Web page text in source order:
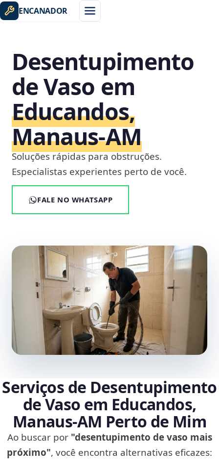
ENCANADOR
Desentupimento
de Vaso em
Educandos,
Manaus‑AM
Soluções rápidas para obstruções.
Especialistas experientes perto de você.
FALE NO WHATSAPP
Serviços de Desentupimento
de Vaso em Educandos,
Manaus‑AM Perto de Mim
Ao buscar por "desentupimento de vaso mais
próximo", você encontra alternativas eficazes: